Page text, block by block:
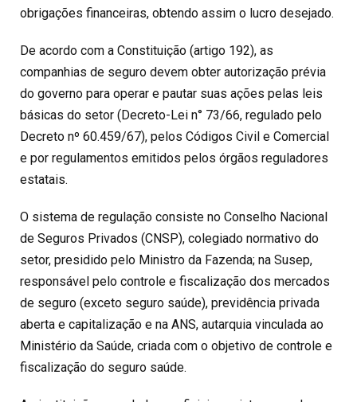
obrigações financeiras, obtendo assim o lucro desejado.
De acordo com a Constituição (artigo 192), as
companhias de seguro devem obter autorização prévia
do governo para operar e pautar suas ações pelas leis
básicas do setor (Decreto-Lei n° 73/66, regulado pelo
Decreto nº 60.459/67), pelos Códigos Civil e Comercial
e por regulamentos emitidos pelos órgãos reguladores
estatais.
O sistema de regulação consiste no Conselho Nacional
de Seguros Privados (CNSP), colegiado normativo do
setor, presidido pelo Ministro da Fazenda; na Susep,
responsável pelo controle e fiscalização dos mercados
de seguro (exceto seguro saúde), previdência privada
aberta e capitalização e na ANS, autarquia vinculada ao
Ministério da Saúde, criada com o objetivo de controle e
fiscalização do seguro saúde.